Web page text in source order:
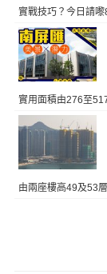
實戰技巧？今日請
實用面積由276至
由兩座樓高49及53